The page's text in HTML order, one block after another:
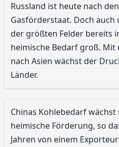
Russland ist heute nach
Gasförderstaat. Doch
der größten Felder bereits
heimische Bedarf groß.
nach Asien wächst der
Länder.
Chinas Kohlebedarf wächst
heimische Förderung, so
Jahren von einem